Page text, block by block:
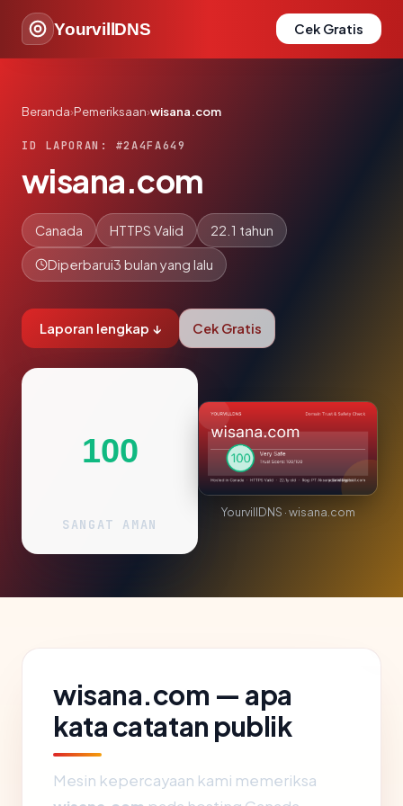
YourvillDNS Cek Gratis
Beranda›Pemeriksaan›wisana.com
ID LAPORAN: #2A4FA649
wisana.com
Canada HTTPS Valid 22.1 tahun
Diperbarui3 bulan yang lalu
Laporan lengkap ↓ Cek Gratis
100
SANGAT AMAN
YourvillDNS · wisana.com
wisana.com — apa
kata catatan publik
Mesin kepercayaan kami memeriksa